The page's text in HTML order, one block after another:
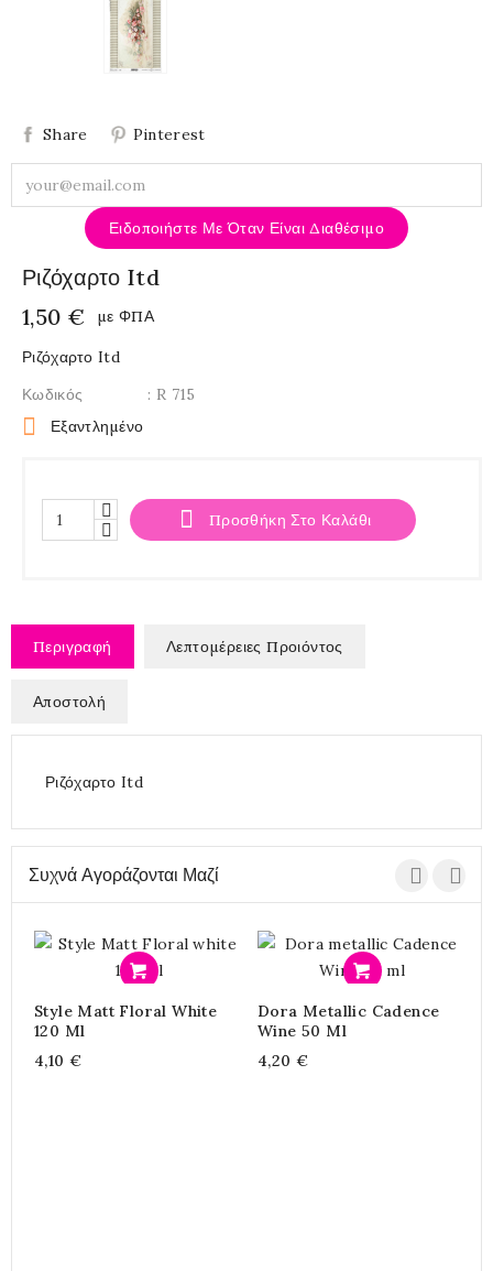
Share Pinterest
Ειδοποιήστε Με Όταν Είναι Διαθέσιμο
Ριζόχαρτο Itd
1,50 €
με ΦΠΑ
Ριζόχαρτο Itd
Κωδικός
: R 715
 Εξαντλημένο
 Προσθήκη Στο Καλάθι
Περιγραφή Λεπτομέρειες Προιόντος
Αποστολή
Ριζόχαρτο Itd
Συχνά Αγοράζονται Μαζί
Style Matt Floral White
120 Ml
4,10 €
Dora Metallic Cadence
Wine 50 Ml
4,20 €